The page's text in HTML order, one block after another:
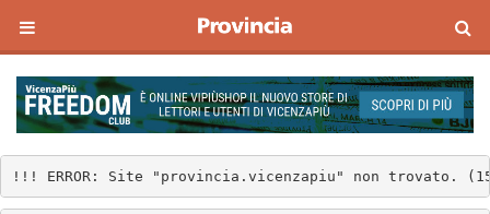
!!! ERROR: Site "provincia.vicenzapiu" non trovato.